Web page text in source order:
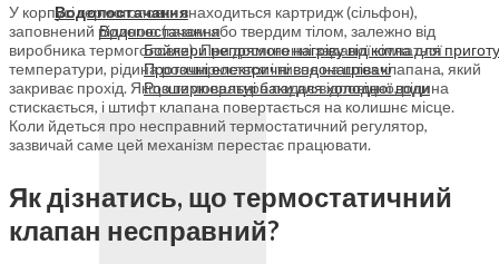
Водопостачання
Водопостачання
Бойлери непрямого нагріву від котла для
Проточні електричні водонагрівачі
Розширювальні баки для холодної води
У корпусі термоголовки знаходиться картридж (сільфон),
заповнений рідиною (газом або твердим тілом, залежно від
виробника термоголовки). При досягненні заданої кімнатної
температури, рідина розширюється і тисне на шток клапана, який
закриває прохід. Якщо температура падає відповідно, рідина
стискається, і штифт клапана повертається на колишнє місце.
Коли йдеться про несправний термостатичний регулятор,
зазвичай саме цей механізм перестає працювати.
Як дізнатись, що термостатичний
клапан несправний?